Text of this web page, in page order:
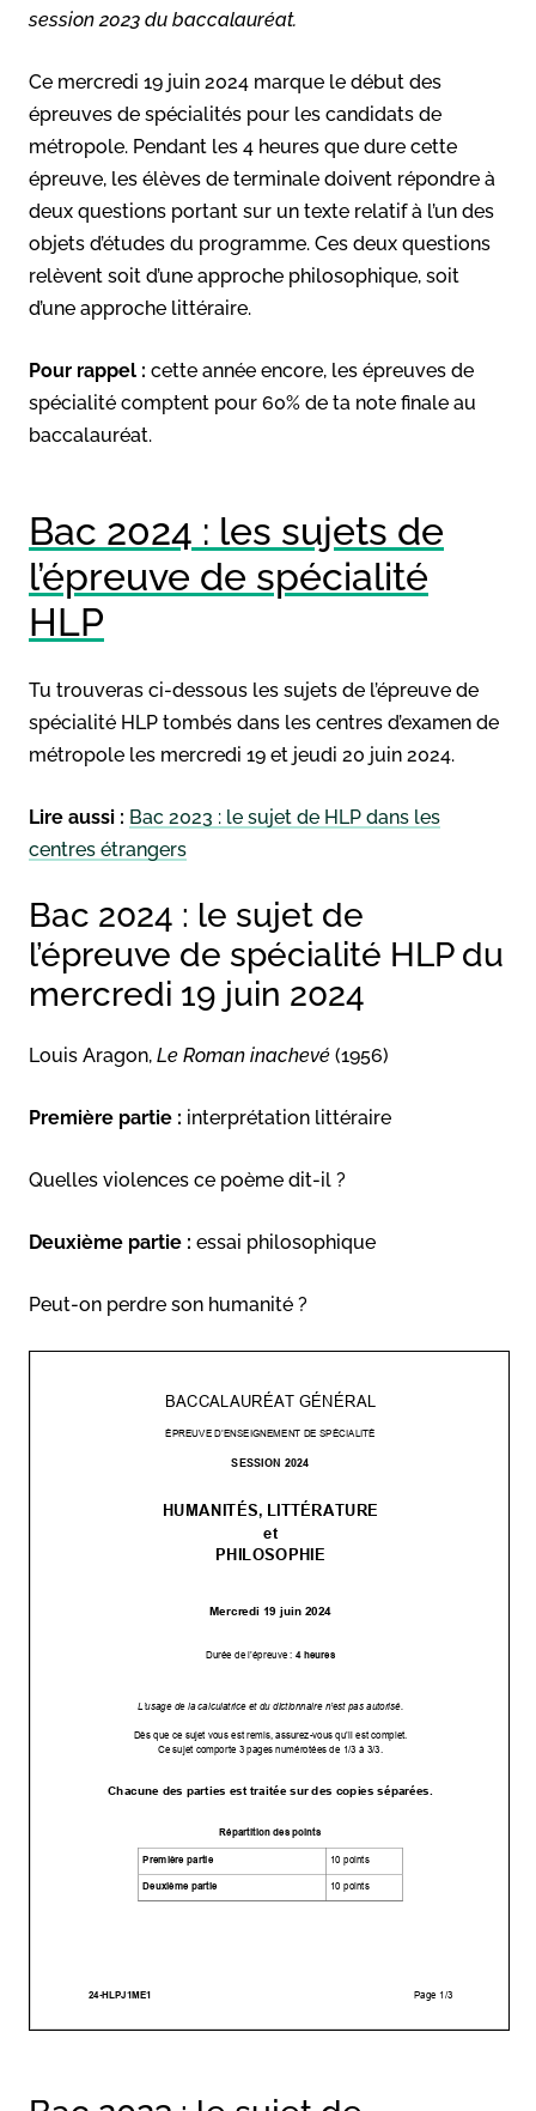
session 2023 du baccalauréat.
Ce mercredi 19 juin 2024 marque le début des
épreuves de spécialités pour les candidats de
métropole. Pendant les 4 heures que dure cette
épreuve, les élèves de terminale doivent répondre à
deux questions portant sur un texte relatif à l’un des
objets d’études du programme. Ces deux questions
relèvent soit d’une approche philosophique, soit
d’une approche littéraire.
Pour rappel : cette année encore, les épreuves de
spécialité comptent pour 60% de ta note finale au
baccalauréat.
Bac 2024 : les sujets de
l’épreuve de spécialité
HLP
Tu trouveras ci-dessous les sujets de l’épreuve de
spécialité HLP tombés dans les centres d’examen de
métropole les mercredi 19 et jeudi 20 juin 2024.
Lire aussi : Bac 2023 : le sujet de HLP dans les
centres étrangers
Bac 2024 : le sujet de
l’épreuve de spécialité HLP du
mercredi 19 juin 2024
Louis Aragon, Le Roman inachevé (1956)
Première partie : interprétation littéraire
Quelles violences ce poème dit-il ?
Deuxième partie : essai philosophique
Peut-on perdre son humanité ?